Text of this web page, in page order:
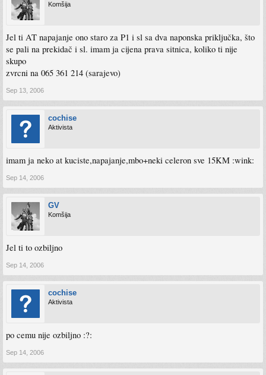
Komšija
Jel ti AT napajanje ono staro za P1 i sl sa dva naponska priključka, što
se pali na prekidač i sl. imam ja cijena prava sitnica, koliko ti nije
skupo
zvrcni na 065 361 214 (sarajevo)
Sep 13, 2006
cochise
Aktivista
imam ja neko at kuciste,napajanje,mbo+neki celeron sve 15KM :wink:
Sep 14, 2006
GV
Komšija
Jel ti to ozbiljno
Sep 14, 2006
cochise
Aktivista
po cemu nije ozbiljno :?:
Sep 14, 2006